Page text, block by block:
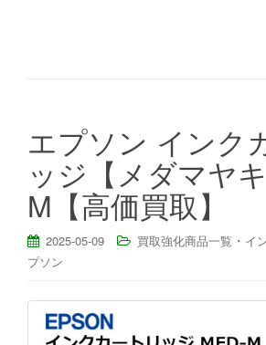
エプソン インク
ッジ【メダマヤ
M【高価買取】
2025-05-09 買取強化商品一覧 ・ イ
プソン